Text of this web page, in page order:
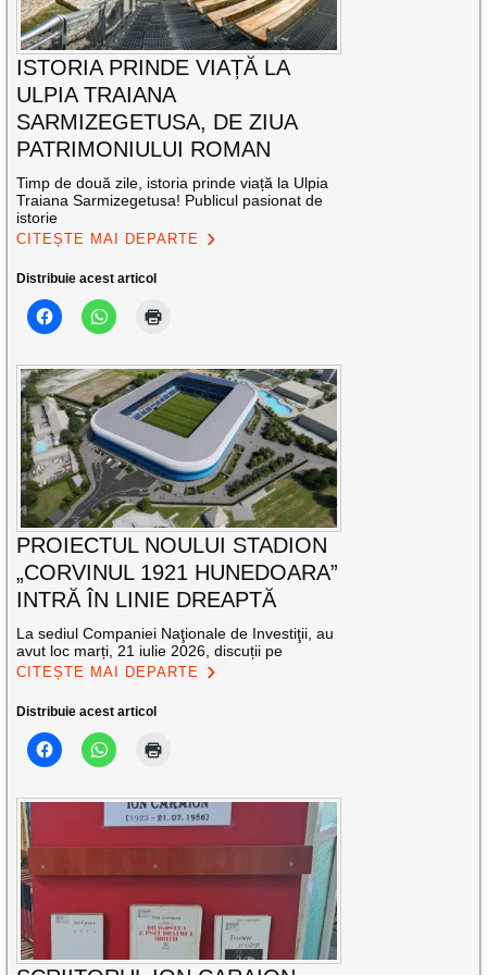
ISTORIA PRINDE VIAȚĂ LA
ULPIA TRAIANA
SARMIZEGETUSA, DE ZIUA
PATRIMONIULUI ROMAN
Timp de două zile, istoria prinde viață la Ulpia
Traiana Sarmizegetusa! Publicul pasionat de
istorie
CITEȘTE MAI DEPARTE
Distribuie acest articol
PROIECTUL NOULUI STADION
„CORVINUL 1921 HUNEDOARA”
INTRĂ ÎN LINIE DREAPTĂ
La sediul Companiei Naţionale de Investiţii, au
avut loc marți, 21 iulie 2026, discuții pe
CITEȘTE MAI DEPARTE
Distribuie acest articol